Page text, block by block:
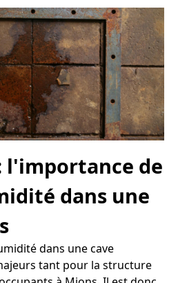
l'importance de
dans une
dans une cave
tant pour la structure